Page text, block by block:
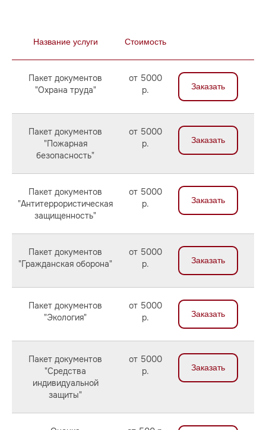
Название услуги Стоимость
Пакет документов
"Охрана труда"
от 5000
р.
Заказать
Пакет документов
"Пожарная
безопасность"
от 5000
р.
Заказать
Пакет документов
"Антитеррористическая
защищенность"
от 5000
р.
Заказать
Пакет документов
"Гражданская оборона"
от 5000
р.
Заказать
Пакет документов
"Экология"
от 5000
р.
Заказать
Пакет документов
"Средства
индивидуальной
защиты"
от 5000
р.
Заказать